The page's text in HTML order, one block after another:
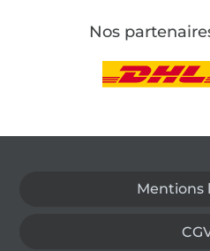
Nos
Mentions